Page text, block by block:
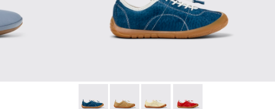
en cuir bleu pour enfants.
001 Peu Path - K800694-002 - Baskets en cuir
Peu Path - K800694-004
Peu Path - K800694-003
Peu Path - K800694-